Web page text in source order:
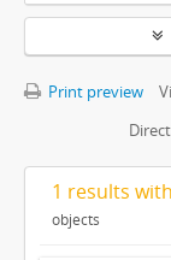
Print preview
1 results
objects